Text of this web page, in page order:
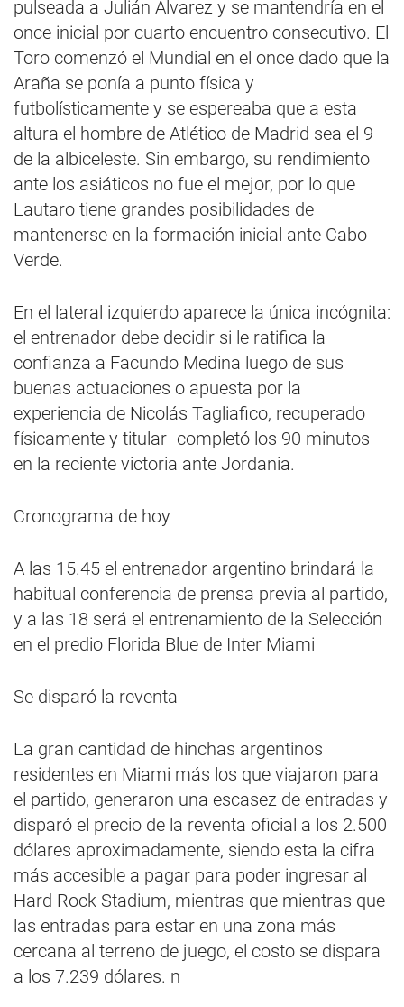
pulseada a Julián Álvarez y se mantendría en el
once inicial por cuarto encuentro consecutivo. El
Toro comenzó el Mundial en el once dado que la
Araña se ponía a punto física y
futbolísticamente y se espereaba que a esta
altura el hombre de Atlético de Madrid sea el 9
de la albiceleste. Sin embargo, su rendimiento
ante los asiáticos no fue el mejor, por lo que
Lautaro tiene grandes posibilidades de
mantenerse en la formación inicial ante Cabo
Verde.
En el lateral izquierdo aparece la única incógnita:
el entrenador debe decidir si le ratifica la
confianza a Facundo Medina luego de sus
buenas actuaciones o apuesta por la
experiencia de Nicolás Tagliafico, recuperado
físicamente y titular -completó los 90 minutos-
en la reciente victoria ante Jordania.
Cronograma de hoy
A las 15.45 el entrenador argentino brindará la
habitual conferencia de prensa previa al partido,
y a las 18 será el entrenamiento de la Selección
en el predio Florida Blue de Inter Miami
Se disparó la reventa
La gran cantidad de hinchas argentinos
residentes en Miami más los que viajaron para
el partido, generaron una escasez de entradas y
disparó el precio de la reventa oficial a los 2.500
dólares aproximadamente, siendo esta la cifra
más accesible a pagar para poder ingresar al
Hard Rock Stadium, mientras que mientras que
las entradas para estar en una zona más
cercana al terreno de juego, el costo se dispara
a los 7.239 dólares. n